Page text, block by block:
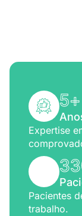
5+
Expertise
Pacientes
trabalho.